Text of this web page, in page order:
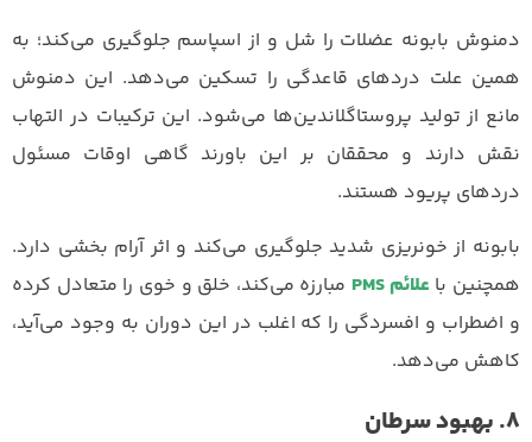
دمنوش بابونه عضلات را شل و از اسپاسم جلوگیری می‌کند؛ به
همین علت دردهای قاعدگی را تسکین می‌دهد. این دمنوش
مانع از تولید پروستاگلاندین‌ها می‌شود. این ترکیبات در التهاب
نقش دارند و محققان بر این باورند گاهی اوقات مسئول
دردهای پریود هستند.
بابونه از خونریزی شدید جلوگیری می‌کند و اثر آرام بخشی دارد.
همچنین با علائم PMS
مبارزه می‌کند، خلق و خوی را متعادل کرده
و اضطراب و افسردگی را که اغلب در این دوران به وجود می‌آید،
کاهش می‌دهد.
8. بهبود سرطان